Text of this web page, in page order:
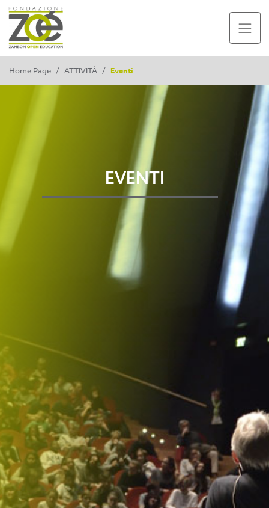
Home Page / ATTIVITÀ / Eventi
EVENTI